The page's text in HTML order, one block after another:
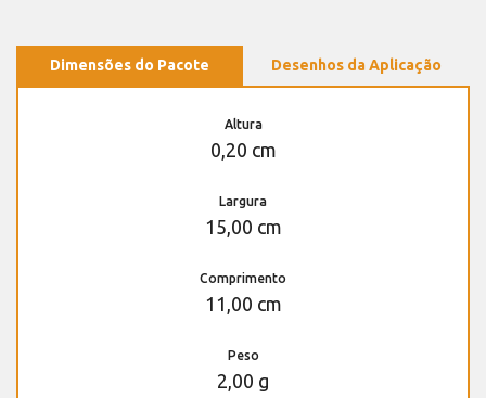
Dimensões do Pacote Desenhos da Aplicação
Altura
0,20 cm
Largura
15,00 cm
Comprimento
11,00 cm
Peso
2,00 g